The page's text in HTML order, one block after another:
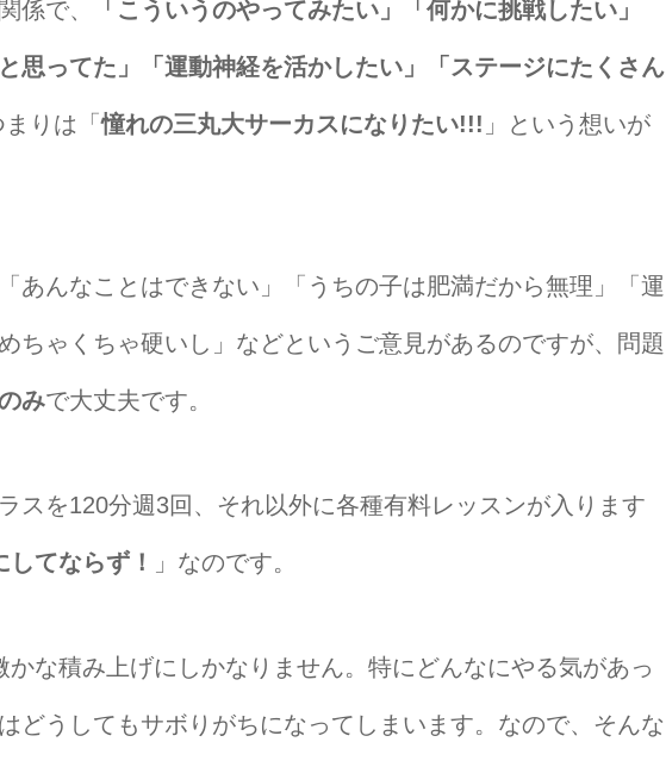
係で、 「こういうのやってみたい」「何かに挑戦したい」
思ってた」「運動神経を活かしたい」「ステージにたくさん
りは「憧れの三丸大サーカスになりたい!!! 」という想いが
あんなことはできない」「うちの子は肥満だから無理」「運
ちゃくちゃ硬いし」などというご意見があるのですが、問題
みで大丈夫です。
スを120分週3回、それ以外に各種有料レッスンが入ります
てならず！ 」なのです。
な積み上げにしかなりません。特にどんなにやる気があっ
どうしてもサボりがちになってしまいます。なので、そんな